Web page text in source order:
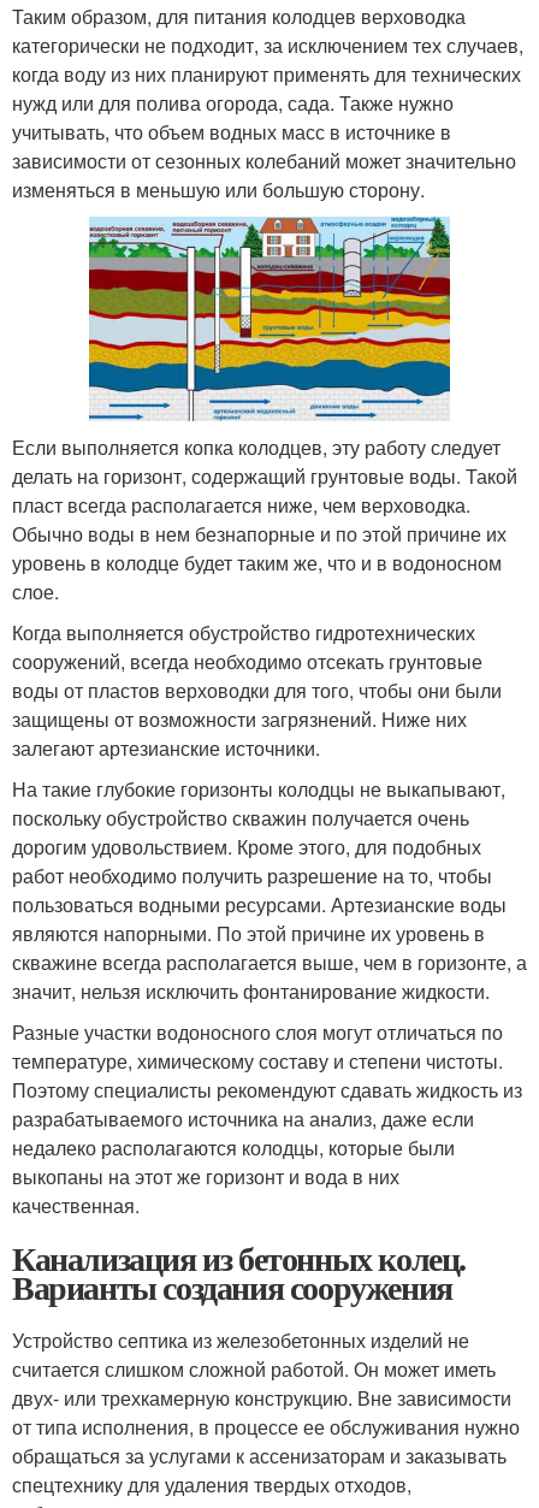
Таким образом, для питания колодцев верховодка
категорически не подходит, за исключением тех случаев,
когда воду из них планируют применять для технических
нужд или для полива огорода, сада. Также нужно
учитывать, что объем водных масс в источнике в
зависимости от сезонных колебаний может значительно
изменяться в меньшую или большую сторону.
Если выполняется копка колодцев, эту работу следует
делать на горизонт, содержащий грунтовые воды. Такой
пласт всегда располагается ниже, чем верховодка.
Обычно воды в нем безнапорные и по этой причине их
уровень в колодце будет таким же, что и в водоносном
слое.
Когда выполняется обустройство гидротехнических
сооружений, всегда необходимо отсекать грунтовые
воды от пластов верховодки для того, чтобы они были
защищены от возможности загрязнений. Ниже них
залегают артезианские источники.
На такие глубокие горизонты колодцы не выкапывают,
поскольку обустройство скважин получается очень
дорогим удовольствием. Кроме этого, для подобных
работ необходимо получить разрешение на то, чтобы
пользоваться водными ресурсами. Артезианские воды
являются напорными. По этой причине их уровень в
скважине всегда располагается выше, чем в горизонте, а
значит, нельзя исключить фонтанирование жидкости.
Разные участки водоносного слоя могут отличаться по
температуре, химическому составу и степени чистоты.
Поэтому специалисты рекомендуют сдавать жидкость из
разрабатываемого источника на анализ, даже если
недалеко располагаются колодцы, которые были
выкопаны на этот же горизонт и вода в них
качественная.
Канализация из бетонных колец.
Варианты создания сооружения
Устройство септика из железобетонных изделий не
считается слишком сложной работой. Он может иметь
двух- или трехкамерную конструкцию. Вне зависимости
от типа исполнения, в процессе ее обслуживания нужно
обращаться за услугами к ассенизаторам и заказывать
спецтехнику для удаления твердых отходов,